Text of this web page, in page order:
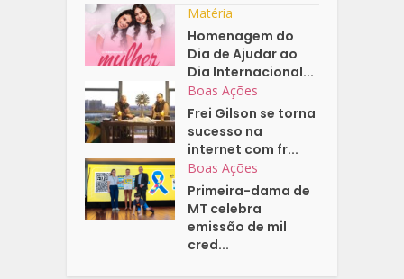
Matéria
Homenagem do
Dia de Ajudar ao
Dia Internacional...
Boas Ações
Frei Gilson se torna
sucesso na
internet com fr...
Boas Ações
Primeira-dama de
MT celebra
emissão de mil
cred...